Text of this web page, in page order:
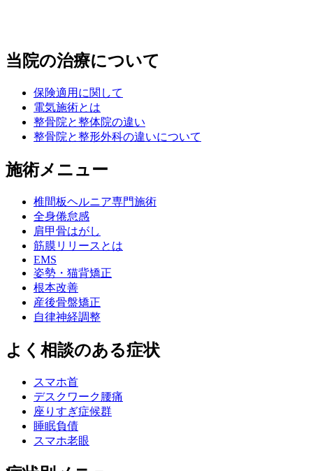
当院の治療について
保険適用に関して
電気施術とは
整骨院と整体院の違い
整骨院と整形外科の違いについて
施術メニュー
椎間板ヘルニア専門施術
全身倦怠感
肩甲骨はがし
筋膜リリースとは
EMS
姿勢・猫背矯正
根本改善
産後骨盤矯正
自律神経調整
よく相談のある症状
スマホ首
デスクワーク腰痛
座りすぎ症候群
睡眠負債
スマホ老眼